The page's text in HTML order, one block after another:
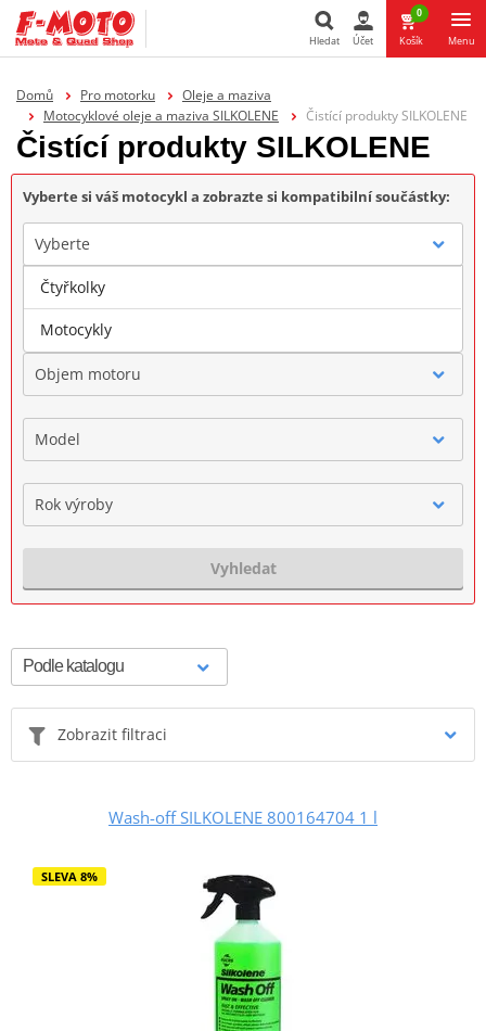
Hledat Účet
0
Košík Menu
Domů Pro motorku
Oleje a maziva
Motocyklové oleje a maziva SILKOLENE
Čistící produkty SILKOLENE
Čistící produkty SILKOLENE
Vyberte si váš motocykl a zobrazte si kompatibilní součástky:
Vyberte
Značka
Objem motoru
Model
Rok výroby
Vyhledat
Zobrazit filtraci
Wash-off SILKOLENE 800164704 1 l
SLEVA 8%
Čtyřkolky
Motocykly